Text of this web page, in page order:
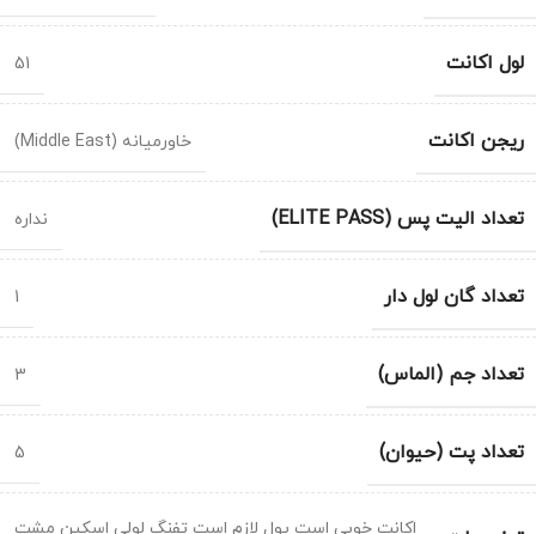
لول اکانت 51
ریجن اکانت خاورمیانه (Middle East)
تعداد الیت پس (ELITE PASS) نداره
تعداد گان لول دار 1
تعداد جم (الماس) 3
تعداد پت (حیوان) 5
اکانت خوبی است پول لازم است تفنگ لولی اسکین مشت